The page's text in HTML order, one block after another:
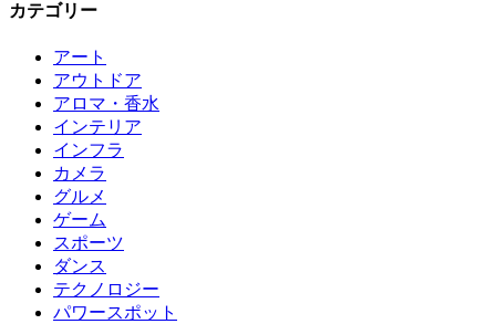
カテゴリー
アート
アウトドア
アロマ・香水
インテリア
インフラ
カメラ
グルメ
ゲーム
スポーツ
ダンス
テクノロジー
パワースポット